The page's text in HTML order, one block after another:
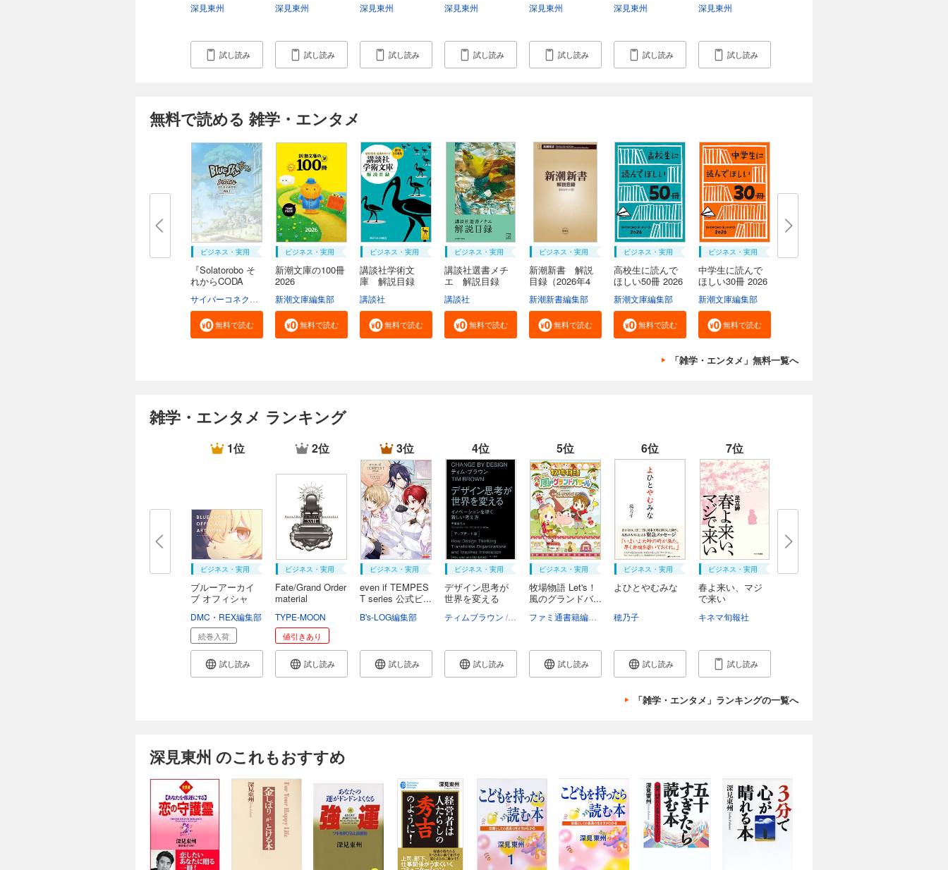
深見東州
試し読み
深見東州
試し読み
深見東州
試し読み
深見東州
試し読み
深見東州
試し読み
深見東州
試し読み
深見東州
試し読み
無料で読める 雑学・エンタメ
ビジネス・実用
『Solatorobo そ
れからCODA
無料で読む
ビジネス・実用
新潮文庫の100冊
2026
新潮文庫編集部
無料で読む
ビジネス・実用
講談社学術文
庫 解説目録
講談社
無料で読む
ビジネス・実用
講談社選書メチ
エ 解説目録
講談社
無料で読む
ビジネス・実用
新潮新書 解説
目録（2026年4
新潮新書編集部
無料で読む
ビジネス・実用
高校生に読んで
ほしい50冊 2026
新潮文庫編集部
無料で読む
ビジネス・実用
中学生に読んで
ほしい30冊 2026
新潮文庫編集部
無料で読む
「雑学・エンタメ」無料一覧へ
雑学・エンタメ ランキング
1位
ビジネス・実用
ブルーアーカイ
ブ オフィシャ
DMC・REX編集部
続巻入荷
試し読み
2位
ビジネス・実用
Fate/Grand Order
material
TYPE-MOON
値引きあり
試し読み
3位
ビジネス・実用
even if TEMPES
T series 公式ビ...
B's-LOG編集部
試し読み
4位
ビジネス・実用
デザイン思考が
世界を変える
ティムブラウン 千葉敏生
試し読み
5位
ビジネス・実用
牧場物語 Let's！
風のグランドバ...
試し読み
6位
ビジネス・実用
よひとやむみな
穂乃子
試し読み
7位
ビジネス・実用
春よ来い、マジ
で来い
キネマ旬報社
試し読み
「雑学・エンタメ」ランキングの一覧へ
深見東州 のこれもおすすめ